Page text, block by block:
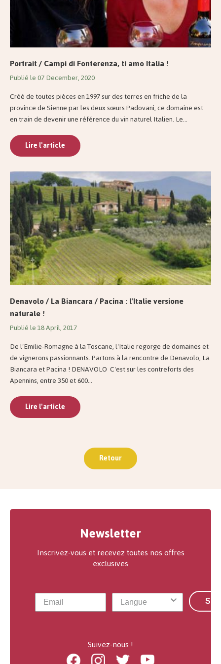
Portrait / Campi di Fonterenza, ti amo Italia !
Publié le 07 December, 2020
Créé de toutes pièces en 1997 sur des terres en friche de la
province de Sienne par les deux sœurs Padovani, ce domaine est
en train de devenir une référence du vin naturel Italien. Le...
Lire l'article
Denavolo / La Biancara / Pacina : l'Italie versione
naturale !
Publié le 18 April, 2017
De l'Emilie-Romagne à la Toscane, l'Italie regorge de domaines et
de vignerons passionnants. Partons à la rencontre de Denavolo, La
Biancara et Pacina ! DENAVOLO C'est sur les contreforts des
Apennins, entre 350 et 600...
Lire l'article
Retour
Newsletter
Inscrivez-vous et recevez toutes nos offres
exclusives
Suivez-nous !
FacebookInstagramTwitter Youtube